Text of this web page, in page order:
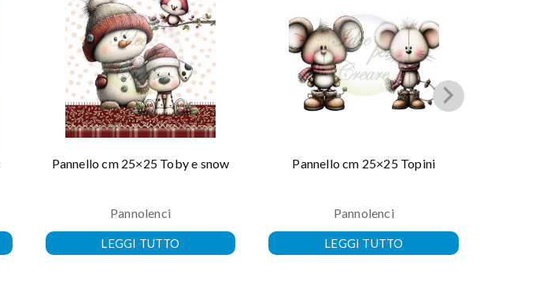
Pannello cm 25×25 Toby e snow
Pannolenci
LEGGI TUTTO
Pannello cm 25×25 Topini
Pannolenci
LEGGI TUTTO